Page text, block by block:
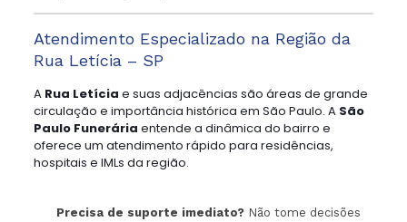
Atendimento Especializado na Região da
Rua Letícia – SP
A Rua Letícia e suas adjacências são áreas de grande
circulação e importância histórica em São Paulo. A São
Paulo Funerária entende a dinâmica do bairro e
oferece um atendimento rápido para residências,
hospitais e IMLs da região.
Precisa de suporte imediato?Não tome decisões